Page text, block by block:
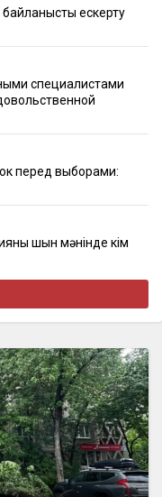
байланысты ескерту
специалистами
перед выборами:
шын мәнінде кім
сильной жары